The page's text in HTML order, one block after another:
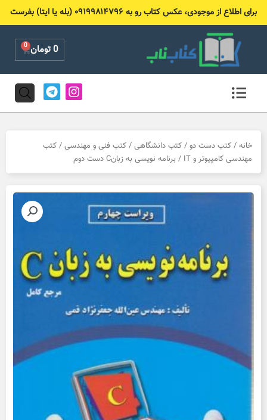
برای اطلاع از موجودی، عکس کتاب رو به ۰۹۱۹۹۸۱۴۷۹۶ (بله یا ایتا) بفرست
0تومان 0
Cart
I
n
s
g
r
a
T
e
l
r
m
خانه / کتب دست دو / کتب دانشگاهی / کتب فنی و مهندسی / کتب
مهندسی کامپیوتر و IT
/ برنامه نویسی به زبانC دست دوم